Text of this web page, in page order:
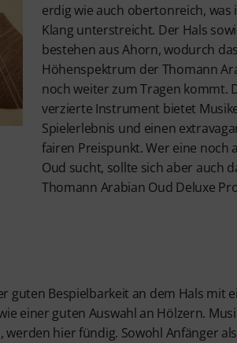
erdig wie auch obertonreich, was
Klang unterstreicht. Der Hals
bestehen aus Ahorn, wodurch
Höhenspektrum der Thomann
noch weiter zum Tragen kommt.
verzierte Instrument bietet
Spielerlebnis und einen
fairen Preispunkt. Wer eine noch
Oud sucht, sollte sich aber auch
Thomann Arabian Oud Deluxe
guten Bespielbarkeit an dem Hals mit
einer guten Auswahl an Hölzern.
hier fündig. Sowohl Anfänger